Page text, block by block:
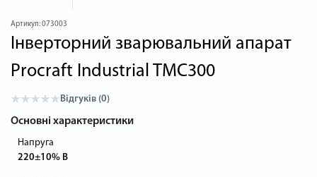
Артикул:073003
Інверторний зварювальний апарат
Procraft Industrial TMC300
Відгуків (0)
Основні характеристики
Напруга
220±10% В